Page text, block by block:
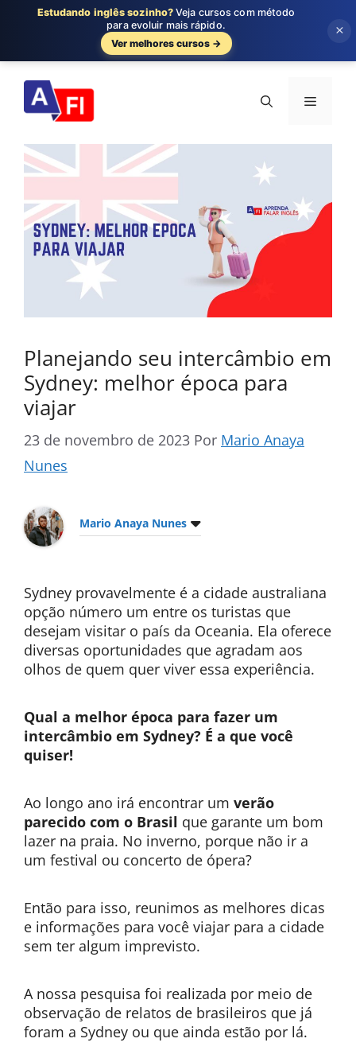
para
conteúdo
Menu
Planejando seu intercâmbio em
Sydney: melhor época para
viajar
23 de novembro de 2023 Por Mario Anaya
Nunes
Mario Anaya Nunes
Sydney provavelmente é a cidade australiana
opção número um entre os turistas que
desejam visitar o país da Oceania. Ela oferece
diversas oportunidades que agradam aos
olhos de quem quer viver essa experiência.
Qual a melhor época para fazer um
intercâmbio em Sydney? É a que você
quiser!
Ao longo ano irá encontrar um verão
parecido com o Brasil que garante um bom
lazer na praia. No inverno, porque não ir a
um festival ou concerto de ópera?
Então para isso, reunimos as melhores dicas
e informações para você viajar para a cidade
sem ter algum imprevisto.
A nossa pesquisa foi realizada por meio de
observação de relatos de brasileiros que já
foram a Sydney ou que ainda estão por lá.
Estudando inglês sozinho? Veja cursos com método
para evoluir mais rápido.
Ver melhores cursos →
×